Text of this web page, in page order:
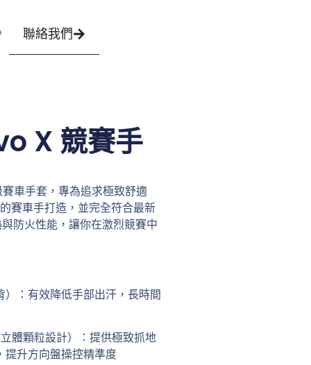
聯絡我們​
X 競賽手
車手套，專為追求極致舒適
的賽車手打造，並完全符合最新
防火性能，讓你在激烈競賽中
：有效降低手部出汗，長時間
體顆粒設計）
：提供極致抓地
提升方向盤操控精準度